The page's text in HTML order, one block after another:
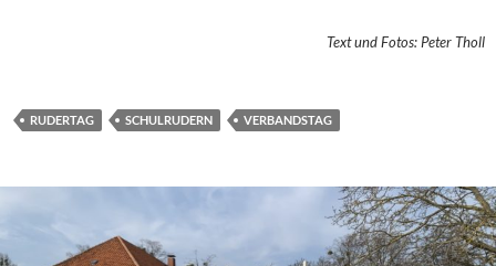
Text und Fotos: Peter Tholl
RUDERTAG SCHULRUDERN VERBANDSTAG